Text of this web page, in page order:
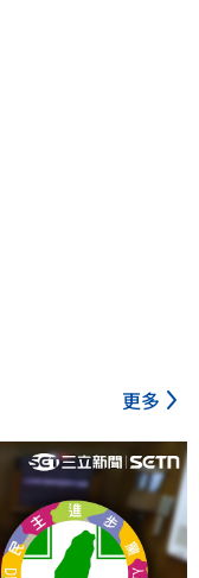
更多